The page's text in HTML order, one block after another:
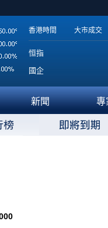
香港時間 大市成交
恒指
國企
新聞 專